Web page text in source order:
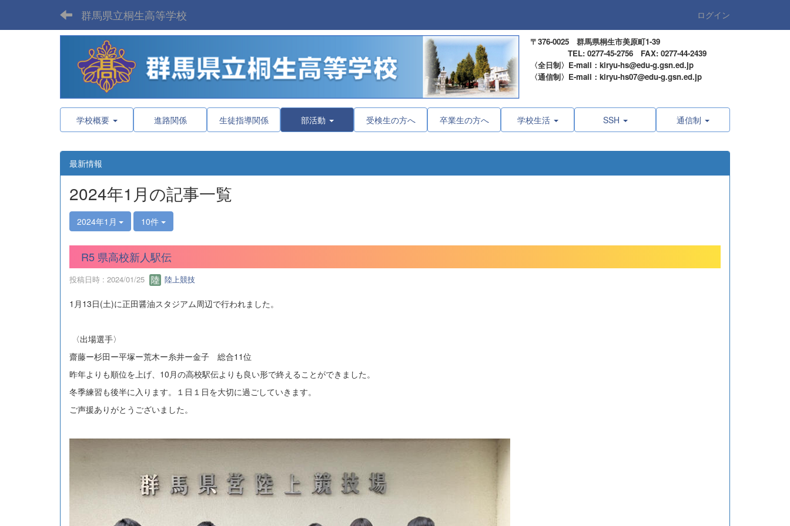
群馬県立桐生高等学校 ログイン
〒376-0025 群馬県桐生市美原町1-39
TEL: 0277-45-2756 FAX: 0277-44-2439
〈全日制〉E-mail：kiryu-hs@edu-g.gsn.ed.jp
〈通信制〉E-mail：kiryu-hs07@edu-g.gsn.ed.jp
学校概要 進路関係 生徒指導関係 部活動 受検生の方へ 卒業生の方へ 学校生活 SSH 通信制
最新情報
2024年1月の記事一覧
2024年1月 10件
R5 県高校新人駅伝
投稿日時 : 2024/01/25 陸上競技
1月13日(土)に正田醤油スタジアム周辺で行われました。
〈出場選手〉
齋藤ー杉田ー平塚ー荒木ー糸井ー金子 総合11位
昨年よりも順位を上げ、10月の高校駅伝よりも良い形で終えることができました。
冬季練習も後半に入ります。１日１日を大切に過ごしていきます。
ご声援ありがとうございました。